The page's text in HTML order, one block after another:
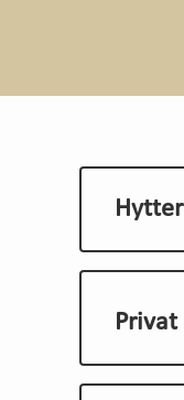
Privat